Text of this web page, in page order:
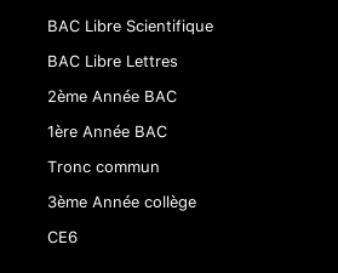
BAC Libre Scientifique
BAC Libre Lettres
2ème Année BAC
1ère Année BAC
Tronc commun
3ème Année collège
CE6